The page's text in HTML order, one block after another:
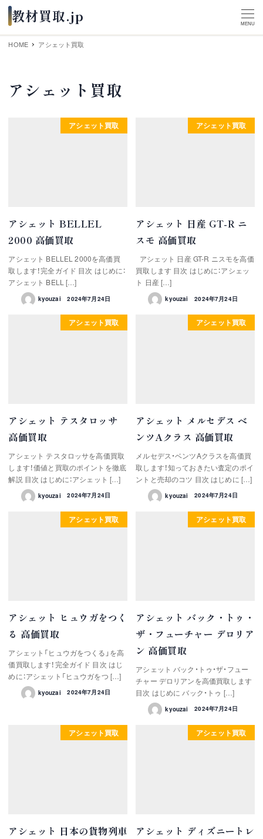
MENU
HOME アシェット買取
アシェット買取
アシェット買取
アシェット BELLEL
2000 高価買取
アシェット BELLEL 2000を高価買
取します！完全ガイド 目次 はじめに：
アシェット BELL […]
kyouzai 2024年7月24日
アシェット買取
アシェット 日産 GT-R ニ
スモ 高価買取
アシェット 日産 GT-R ニスモを高価
買取します 目次 はじめに：アシェッ
ト 日産 […]
kyouzai 2024年7月24日
アシェット買取
アシェット テスタロッサ
高価買取
アシェット テスタロッサを高価買取
します！価値と買取のポイントを徹底
解説 目次 はじめに：アシェット […]
kyouzai 2024年7月24日
アシェット買取
アシェット メルセデス ベ
ンツAクラス 高価買取
メルセデス・ベンツAクラスを高価買
取します！知っておきたい査定のポイ
ントと売却のコツ 目次 はじめに […]
kyouzai 2024年7月24日
アシェット買取
アシェット ヒュウガをつく
る 高価買取
アシェット「ヒュウガをつくる」を高
価買取します！完全ガイド 目次 はじ
めに：アシェット「ヒュウガをつ […]
kyouzai 2024年7月24日
アシェット買取
アシェット バック・トゥ・
ザ・フューチャー デロリア
ン 高価買取
アシェット バック・トゥ・ザ・フュー
チャー デロリアンを高価買取します
目次 はじめに バック・トゥ […]
kyouzai 2024年7月24日
アシェット買取
アシェット 日本の貨物列車
アシェット買取
アシェット ディズニートレ